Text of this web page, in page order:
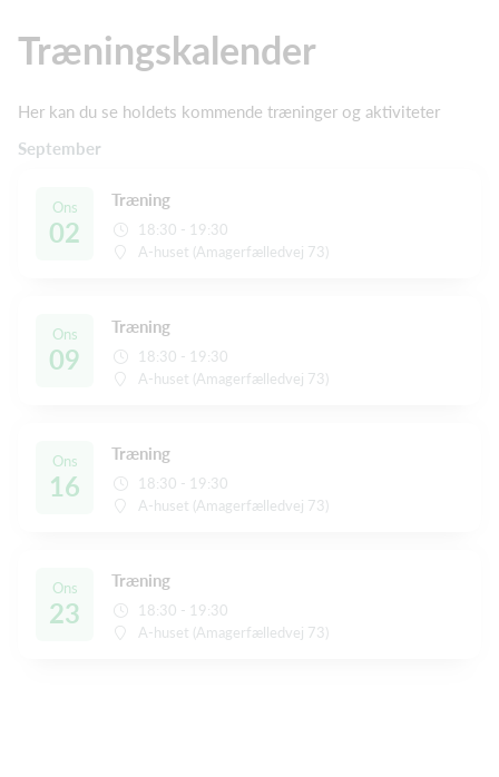
Træningskalender
Her kan du se holdets kommende træninger og aktiviteter
September
Ons
02
Træning
18:30 - 19:30
A-huset (Amagerfælledvej 73)
Ons
09
Træning
18:30 - 19:30
A-huset (Amagerfælledvej 73)
Ons
16
Træning
18:30 - 19:30
A-huset (Amagerfælledvej 73)
Ons
23
Træning
18:30 - 19:30
A-huset (Amagerfælledvej 73)